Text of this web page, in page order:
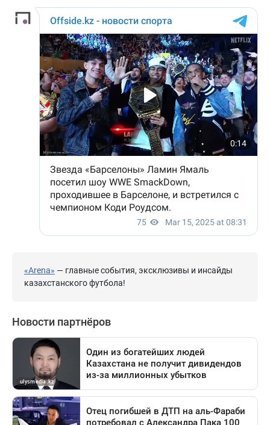
«Arena» — главные события, эксклюзивы и инсайды
казахстанского футбола!